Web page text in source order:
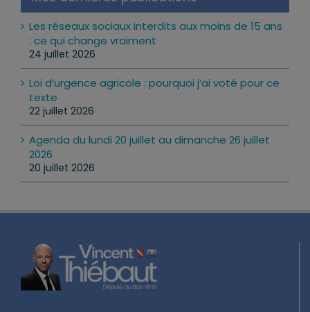
Mes dernières publications
Les réseaux sociaux interdits aux moins de 15 ans
: ce qui change vraiment
24 juillet 2026
Loi d’urgence agricole : pourquoi j’ai voté pour ce
texte
22 juillet 2026
Agenda du lundi 20 juillet au dimanche 26 juillet
2026
20 juillet 2026